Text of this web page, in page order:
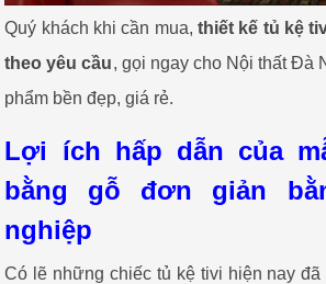
Quý khách khi cần mua,thiết kế tủ kệ
theo yêu cầu, gọi ngay cho Nội thất Đà
phẩm bền đẹp, giá rẻ.
Lợi ích hấp dẫn của
bằng gỗ đơn giản
nghiệp
Có lẽ những chiếc tủ kệ tivi hiện nay